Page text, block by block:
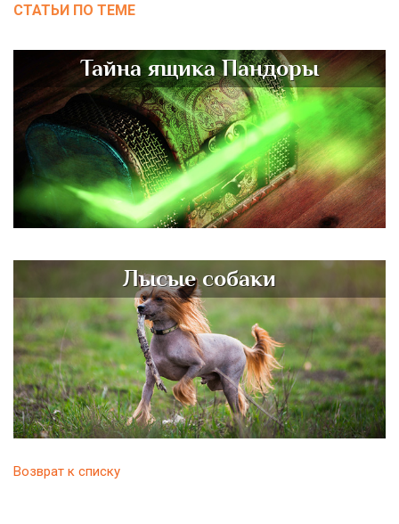
СТАТЬИ ПО ТЕМЕ
Тайна ящика Пандоры
Лысые собаки
Возврат к списку